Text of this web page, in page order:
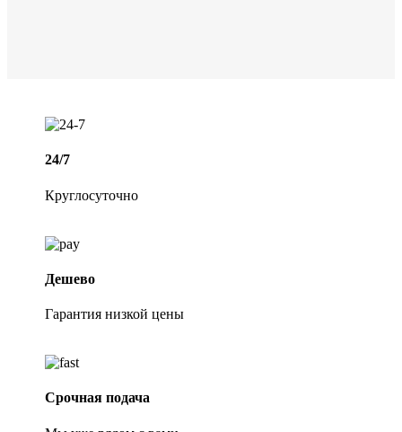
24/7
Круглосуточно
Дешево
Гарантия низкой цены
Срочная подача